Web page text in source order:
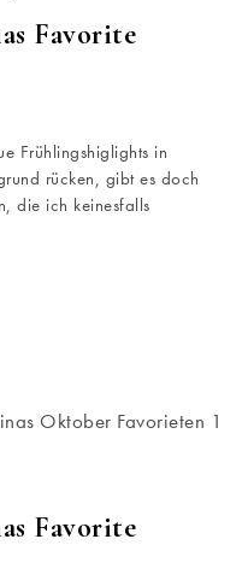
Favorite
Frühlingshiglights in
rücken, gibt es doch
die ich keinesfalls
Favorite